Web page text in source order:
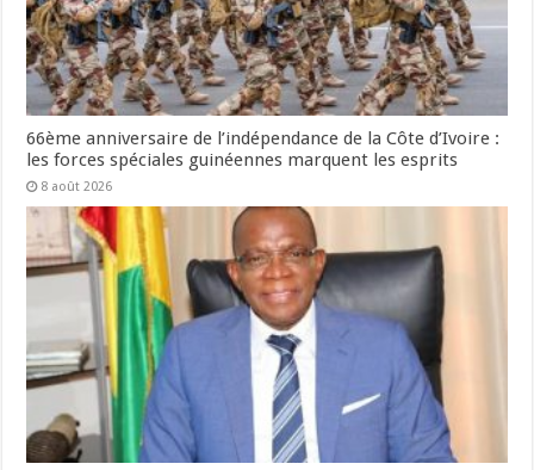
66ème anniversaire de l’indépendance de la Côte d’Ivoire :
les forces spéciales guinéennes marquent les esprits
8 août 2026